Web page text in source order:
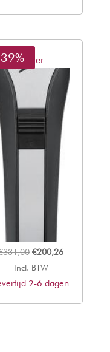
Moser
Chrom2Style
331,00 Oorspronkelijke
prijs
was:
€200,26Huidige
is:
Incl. BTW
2-6 dagen